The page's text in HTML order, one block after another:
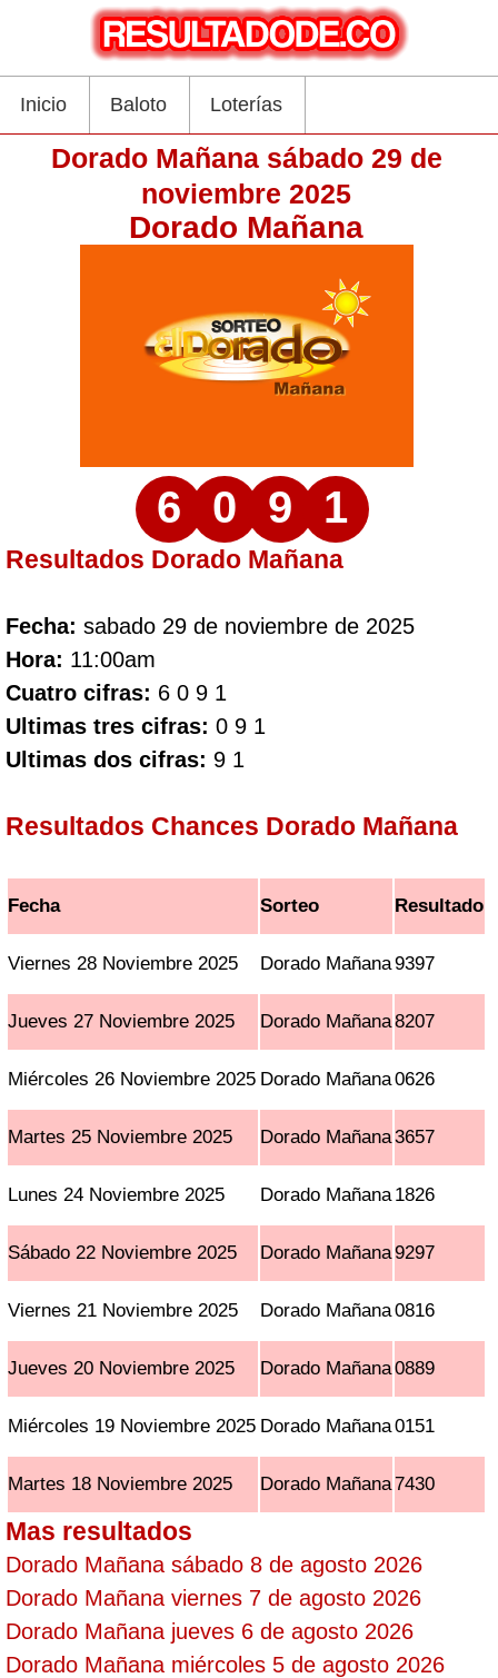
Inicio Baloto Loterías
Dorado Mañana sábado 29 de
noviembre 2025
Dorado Mañana
6 0 9 1
Resultados Dorado Mañana
Fecha: sabado 29 de noviembre de 2025
Hora: 11:00am
Cuatro cifras: 6 0 9 1
Ultimas tres cifras: 0 9 1
Ultimas dos cifras: 9 1
Resultados Chances Dorado Mañana
Fecha Sorteo Resultado
Viernes 28 Noviembre 2025 Dorado Mañana9397
Jueves 27 Noviembre 2025 Dorado Mañana8207
Miércoles 26 Noviembre 2025 Dorado Mañana0626
Martes 25 Noviembre 2025 Dorado Mañana3657
Lunes 24 Noviembre 2025 Dorado Mañana1826
Sábado 22 Noviembre 2025 Dorado Mañana9297
Viernes 21 Noviembre 2025 Dorado Mañana0816
Jueves 20 Noviembre 2025 Dorado Mañana0889
Miércoles 19 Noviembre 2025 Dorado Mañana0151
Martes 18 Noviembre 2025 Dorado Mañana7430
Mas resultados
Dorado Mañana sábado 8 de agosto 2026
Dorado Mañana viernes 7 de agosto 2026
Dorado Mañana jueves 6 de agosto 2026
Dorado Mañana miércoles 5 de agosto 2026